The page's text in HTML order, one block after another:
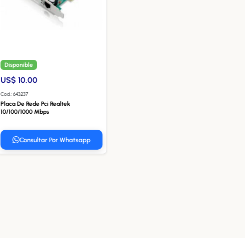
Disponible
US$ 10.00
Cod.: 643237
Placa De Rede Pci Realtek
10/100/1000 Mbps
Consultar Por Whatsapp